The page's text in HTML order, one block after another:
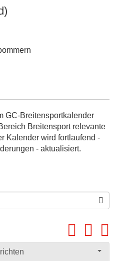
GC-Breitensportkalender
Breitensport relevante
Kalender wird fortlaufend -
- aktualisiert.